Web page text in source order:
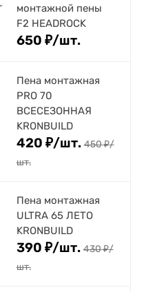
монтажной пены
F2 HEADROCK
650 ₽/шт.
Пена монтажная
PRO 70
ВСЕСЕЗОННАЯ
KRONBUILD
420 ₽/шт. 450₽/
шт.
Пена монтажная
ULTRA 65 ЛЕТО
KRONBUILD
390 ₽/шт. 430₽/
шт.